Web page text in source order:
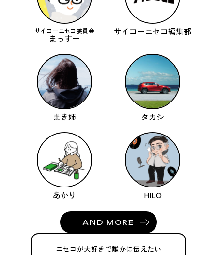
サイコーニセコ委員会
まっすー
サイコーニセコ編集部
まき姉 タカシ
あかり HILO
AND MORE
ニセコが大好きで誰かに伝えたい